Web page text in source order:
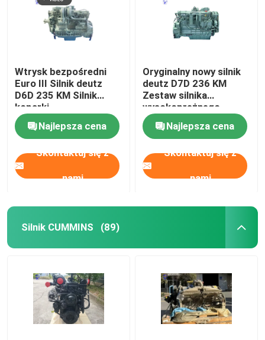
Wtrysk bezpośredni
Euro III Silnik deutz
D6D 235 KM Silnik
koparki
Najlepsza cena
Skontaktuj się z
nami
Oryginalny nowy silnik
deutz D7D 236 KM
Zestaw silnika
wysokoprężnego
Najlepsza cena
Skontaktuj się z
nami
Silnik CUMMINS (89)